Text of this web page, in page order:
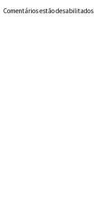
Comentários estão desabilitados